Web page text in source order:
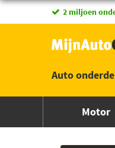
vandaag
2 miljoen
Auto
Motor